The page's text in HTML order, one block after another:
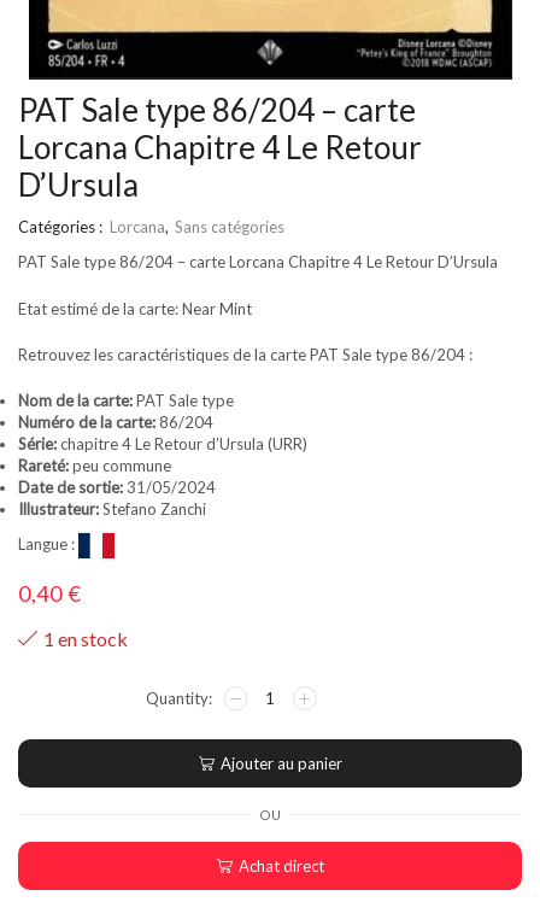
PAT Sale type 86/204 – carte
Lorcana Chapitre 4 Le Retour
D’Ursula
Catégories : Lorcana, Sans catégories
PAT Sale type 86/204 – carte Lorcana Chapitre 4 Le Retour D’Ursula
Etat estimé de la carte: Near Mint
Retrouvez les caractéristiques de la carte PAT Sale type 86/204 :
Nom de la carte:PAT Sale type
Numéro de la carte:86/204
Série:chapitre 4 Le Retour d’Ursula (URR)
Rareté:peu commune
Date de sortie: 31/05/2024
Illustrateur:Stefano Zanchi
Langue :
0,40€
1 en stock
Ajouter au panier
OU
Achat direct